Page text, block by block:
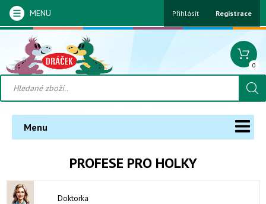
MENU Přihlásit Registrace
0
Menu
PROFESE PRO HOLKY
Doktorka